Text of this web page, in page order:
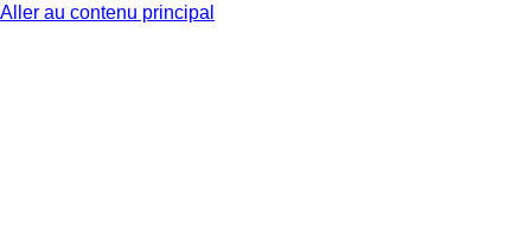
Aller au contenu principal